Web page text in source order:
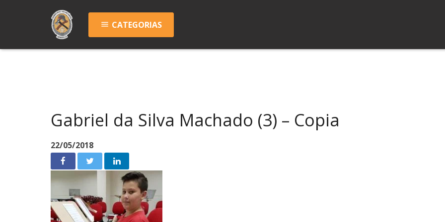
menu CATEGORIAS
Gabriel da Silva Machado (3) – Copia
22/05/2018